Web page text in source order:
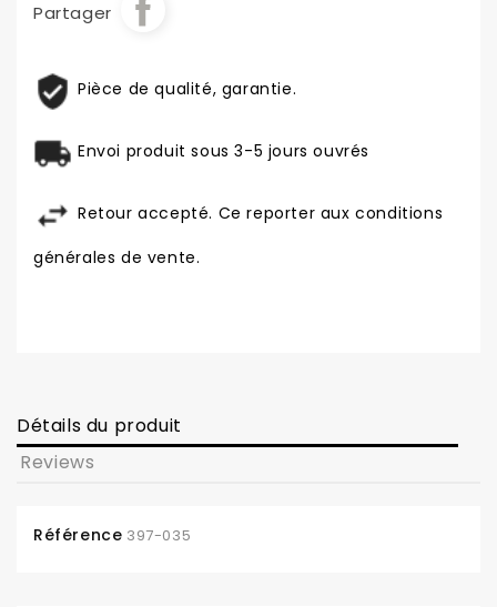
Partager
Pièce de qualité, garantie.
Envoi produit sous 3-5 jours ouvrés
Retour accepté. Ce reporter aux conditions
générales de vente.
Détails du produit
Reviews
Référence 397-035